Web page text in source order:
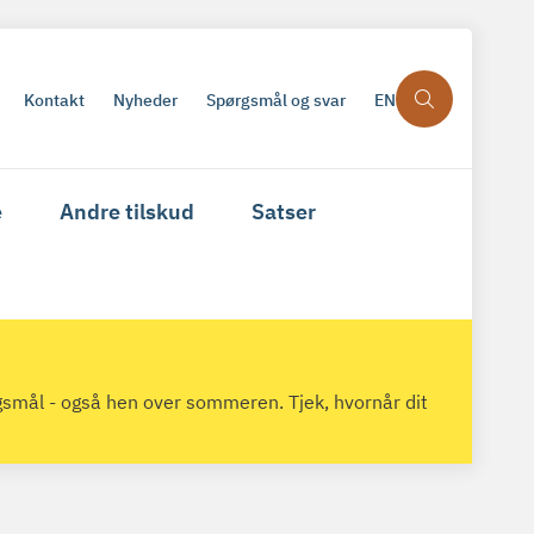
Kontakt Nyheder Spørgsmål og svar EN
Andre tilskud Satser
- også hen over sommeren. Tjek, hvornår dit